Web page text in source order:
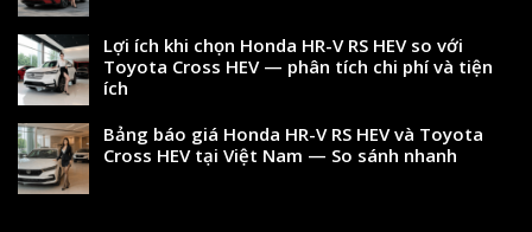
Lợi ích khi chọn Honda HR-V RS HEV so với
Toyota Cross HEV — phân tích chi phí và tiện
ích
Bảng báo giá Honda HR-V RS HEV và Toyota
Cross HEV tại Việt Nam — So sánh nhanh